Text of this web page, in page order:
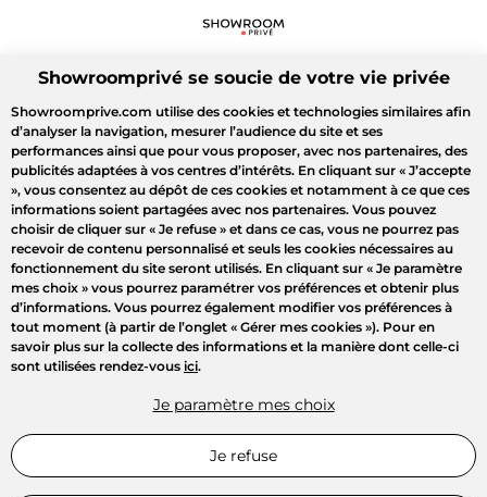
Showroomprivé se soucie de votre vie privée
Showroomprive.com utilise des cookies et technologies similaires afin
d’analyser la navigation, mesurer l’audience du site et ses
performances ainsi que pour vous proposer, avec nos partenaires, des
publicités adaptées à vos centres d’intérêts. En cliquant sur « J’accepte
», vous consentez au dépôt de ces cookies et notamment à ce que ces
informations soient partagées avec nos partenaires. Vous pouvez
choisir de cliquer sur « Je refuse » et dans ce cas, vous ne pourrez pas
recevoir de contenu personnalisé et seuls les cookies nécessaires au
fonctionnement du site seront utilisés. En cliquant sur « Je paramètre
mes choix » vous pourrez paramétrer vos préférences et obtenir plus
d’informations. Vous pourrez également modifier vos préférences à
tout moment (à partir de l’onglet « Gérer mes cookies »). Pour en
savoir plus sur la collecte des informations et la manière dont celle-ci
sont utilisées rendez-vous ici.
Je paramètre mes choix
Je refuse